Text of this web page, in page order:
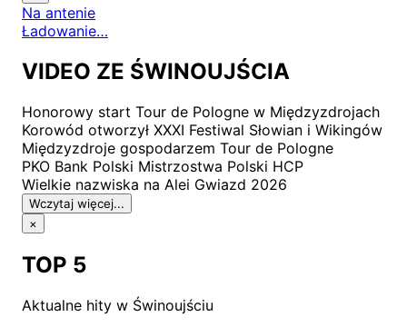
Na antenie
Ładowanie…
VIDEO ZE ŚWINOUJŚCIA
Honorowy start Tour de Pologne w Międzyzdrojach
Korowód otworzył XXXI Festiwal Słowian i Wikingów
Międzyzdroje gospodarzem Tour de Pologne
PKO Bank Polski Mistrzostwa Polski HCP
Wielkie nazwiska na Alei Gwiazd 2026
Wczytaj więcej...
×
TOP 5
Aktualne hity w Świnoujściu